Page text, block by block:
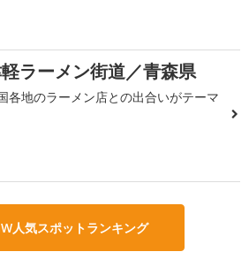
ラーメン街道／青森県
各地のラーメン店との出合いがテーマ
人気スポットランキング